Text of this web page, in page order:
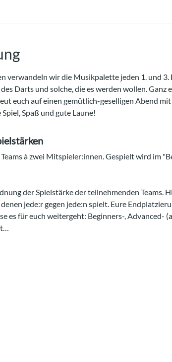
verwandeln wir die Musikpalette jeden 1. und
Darts und solche, die es werden wollen. Ganz
euch auf einen gemütlich-geselligen Abend
Spaß und gute Laune!
à zwei Mitspieler:innen. Gespielt wird im
der Spielstärke der teilnehmenden Teams.
jede:r gegen jede:n spielt. Eure
es für euch weitergeht: Beginners-, Advanced-